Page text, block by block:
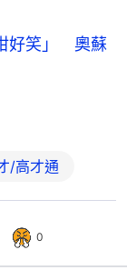
好笑」 奧蘇
/高才通
0